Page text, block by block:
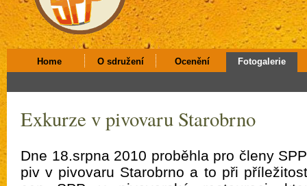
Home O sdružení Ocenění Fotogalerie
Exkurze v pivovaru Starobrno
Dne 18.srpna 2010 proběhla pro členy
piv v pivovaru Starobrno a to při